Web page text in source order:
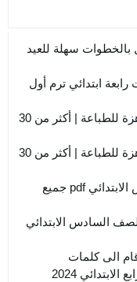
سهلة للعيد
ابتدائي ترم أول
عبارات ارشادية عن النظافة جاهزة للطباعة | أكثر من 30
عبارات ارشادية عن النظافة جاهزة للطباعة | أكثر من 30
نماذج امتحانات الصف الخامس الابتدائي pdf جميع
السادس الابتدائي
الى كلمات
2024